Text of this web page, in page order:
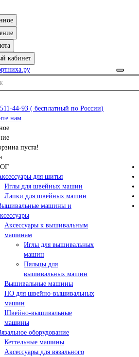
кабинет
44-93 ( бесплатный по России)
нам
пуста!
для шитья
Иглы для швейных машин
Лапки для швейных машин
машины и
Аксессуары к вышивальным
машинам
Иглы для вышивальных
машин
Пяльцы для
вышивальных машин
Вышивальные машины
ПО для швейно-вышивальных
машин
Швейно-вышивальные
машины
оборудование
Кеттельные машины
Аксессуары для вязального